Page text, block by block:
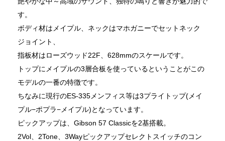
す。
ボディ材はメイプル、ネックはマホガニーでセットネック
ジョイント、
指板材はローズウッド22F、628mmのスケールです。
トップにメイプルの3層合板を使っているということがこの
モデルの一番の特徴です。
ちなみに現行のES-335メンフィス等は3プライトップ(メイ
プル−ポプラ−メイプル)となっています。
ピックアップは、Gibson 57 Classicを2基搭載。
2Vol、2Tone、3Wayピックアップセレクトスイッチのコン